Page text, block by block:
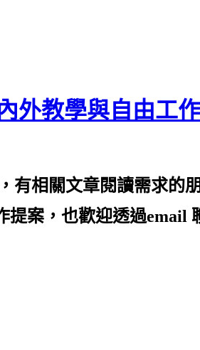
外教學與自由工
有相關文章閱讀需求的
提案，也歡迎透過email